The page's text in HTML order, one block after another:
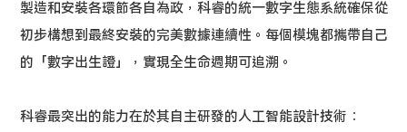
製造和安裝各環節各自為政，科睿的統一數字生態系統確保從
初步構想到最終安裝的完美數據連續性。每個模塊都攜帶自己
的「數字出生證」，實現全生命週期可追溯。
科睿最突出的能力在於其自主研發的人工智能設計技術：